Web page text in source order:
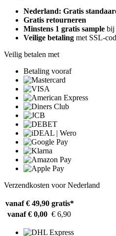
Nederland: Gratis
Gratis retourneren
Minstens 1 gratis sample bij
Veilige betaling met SSL-
Veilig betalen met
Betaling vooraf
Verzendkosten voor Nederland
vanaf € 49,90 gratis*
vanaf € 0,00 € 6,90